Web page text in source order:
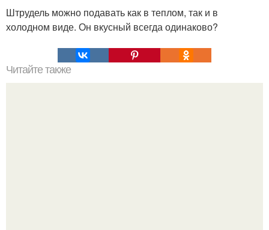
Штрудель можно подавать как в теплом, так и в
холодном виде. Он вкусный всегда одинаково?
Читайте также